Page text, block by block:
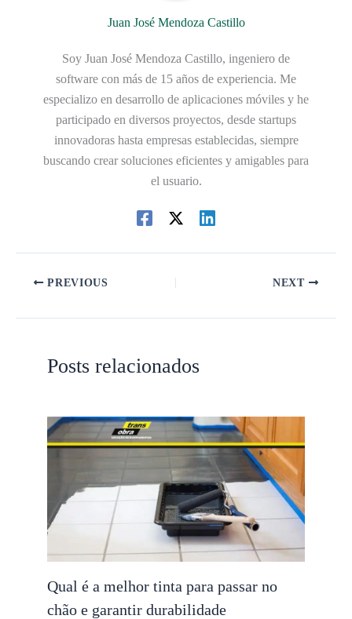
Juan José Mendoza Castillo
Soy Juan José Mendoza Castillo, ingeniero de
software con más de 15 años de experiencia. Me
especializo en desarrollo de aplicaciones móviles y he
participado en diversos proyectos, desde startups
innovadoras hasta empresas establecidas, siempre
buscando crear soluciones eficientes y amigables para
el usuario.
PREVIOUS NEXT
Posts relacionados
Qual é a melhor tinta para passar no
chão e garantir durabilidade